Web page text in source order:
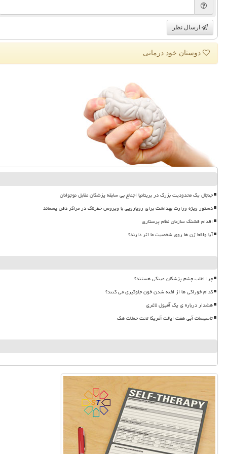
ارسال نظر
دوستان خود درمانی
جنجال یک محدودیت بزرگ در بریتانیا اجماع بی سابقه پزشکان مقابل نوجوانان
دستور ویژه وزارت بهداشت برای رویارویی با ویروس خطرناک در مراکز دفن پسماند
اقدام قشنگ سازمان نظام پرستاری
آیا واقعا ژن ها روی شخصیت ما اثر دارند؟
چرا اغلب چشم پزشکان عینکی هستند؟
کدام خوراکی ها از لخته شدن خون جلوگیری می کنند؟
هشدار درباره ی یک آمپول لاغری
تاسیسات آبی هفت ایالت آمریکا تحت حملات هک